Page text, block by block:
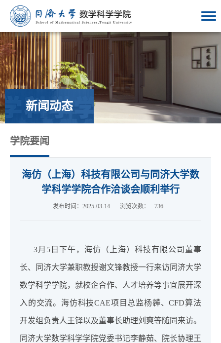
新闻动态
学院要闻
海仿（上海）科技有限公司与同济大学数
学科学学院合作洽谈会顺利举行
发布时间：2025-03-14 浏览次数： 736
3月5日下午，海仿（上海）科技有限公司董事
长、同济大学兼职教授谢文锋教授一行来访同济大学
数学科学学院，就校企合作、人才培养等事宜展开深
入的交流。海仿科技CAE项目总监杨韡、CFD算法
开发组负责人王铎以及董事长助理刘爽等随同来访。
同济大学数学科学学院党委书记李静茹、院长协理王